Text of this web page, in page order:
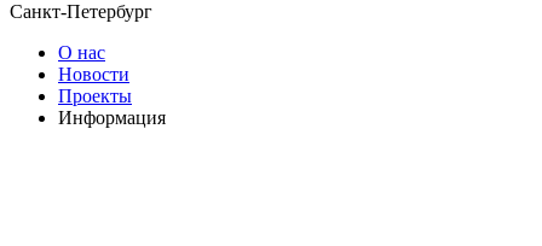
Санкт-Петербург
О нас
Новости
Проекты
Информация